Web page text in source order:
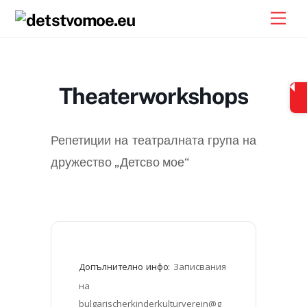
Skip
Theaterworkshops
Репетиции на театралната група на
дружество „Детсво мое“
Допълнително инфо: Записвания
на
bulgarischerkinderkulturverein@g